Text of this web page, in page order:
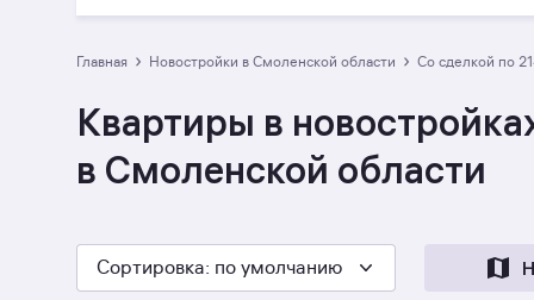
Главная › Новостройки в Смоленской области › со сделкой по
Квартиры в
в Смоленской области
Сортировка: по умолчанию